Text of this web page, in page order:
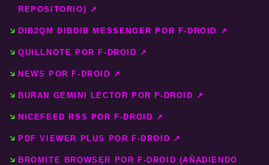
REPOSITORIO) ↗️
DIB2QM DIBDIB MESSENGER POR F-DROID ↗️
QUILLNOTE POR F-DROID ↗️
NEWS POR F-DROID ↗️
BURAN GEMINI LECTOR POR F-DROID ↗️
NICEFEED RSS POR F-DROID ↗️
PDF VIEWER PLUS POR F-DROID ↗️
BROMITE BROWSER POR F-DROID (AÑADIENDO